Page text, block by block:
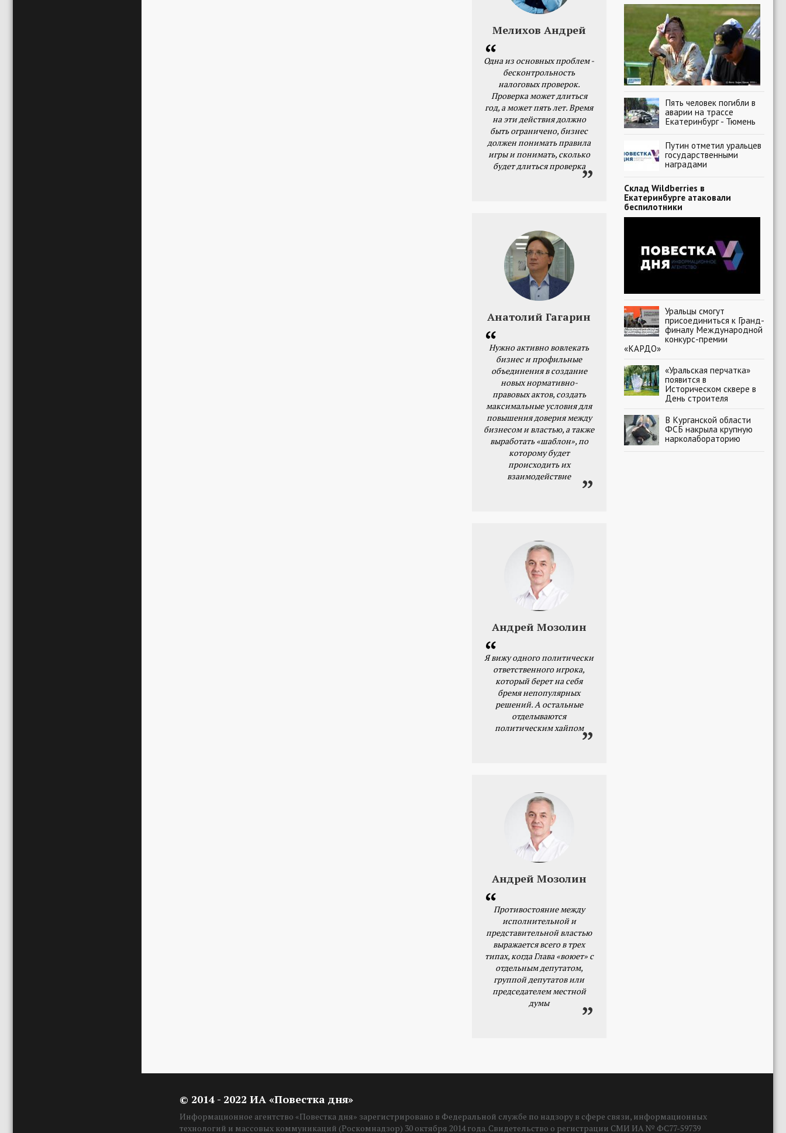
Мелихов Андрей
Одна из основных проблем -
бесконтрольность
налоговых проверок.
Проверка может длиться
год, а может пять лет. Время
на эти действия должно
быть ограничено, бизнес
должен понимать правила
игры и понимать, сколько
будет длиться проверка
Анатолий Гагарин
Нужно активно вовлекать
бизнес и профильные
объединения в создание
новых нормативно-
правовых актов, создать
максимальные условия для
повышения доверия между
бизнесом и властью, а также
выработать «шаблон», по
которому будет
происходить их
взаимодействие
Андрей Мозолин
Я вижу одного политически
ответственного игрока,
который берет на себя
бремя непопулярных
решений. А остальные
отделываются
политическим хайпом
Андрей Мозолин
Противостояние между
исполнительной и
представительной властью
выражается всего в трех
типах, когда Глава «воюет» с
отдельным депутатом,
группой депутатов или
председателем местной
думы
Пять человек погибли в
аварии на трассе
Екатеринбург - Тюмень
Путин отметил уральцев
государственными
наградами
Склад Wildberries в
Екатеринбурге атаковали
беспилотники
Уральцы смогут
присоединиться к Гранд-
финалу Международной
конкурс-премии
«КАРДО»
«Уральская перчатка»
появится в
Историческом сквере в
День строителя
В Курганской области
ФСБ накрыла крупную
нарколабораторию
© 2014 - 2022 ИА «Повестка дня»
Информационное агентство «Повестка дня» зарегистрировано в Федеральной службе по надзору в сфере связи, информационных
технологий и массовых коммуникаций (Роскомнадзор) 30 октября 2014 года. Свидетельство о регистрации СМИ ИА № ФС77-59739